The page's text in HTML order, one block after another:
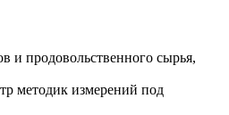
и продовольственного сырья,
методик измерений под